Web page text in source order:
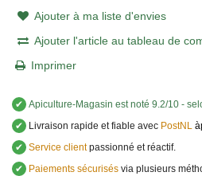
Ajouter à ma liste d'envies
Ajouter l'article au tableau de
Imprimer
✔ Apiculture-Magasin est noté 9.2/10 -
✔
Livraison rapide et fiable avec PostNL
✔ Service clientpassionné et réactif.
✔
Paiements sécurisés via plusieurs